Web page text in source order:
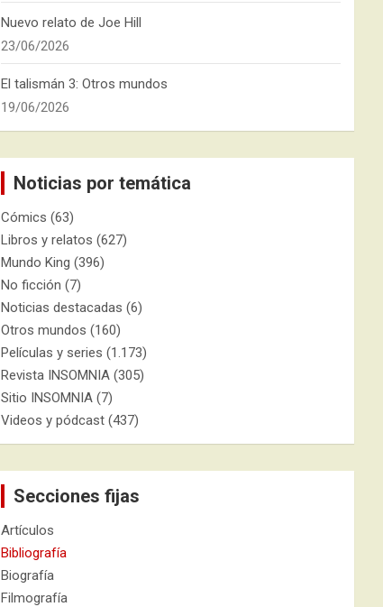
Nuevo relato de Joe Hill
23/06/2026
El talismán 3: Otros mundos
19/06/2026
Noticias por temática
Cómics (63)
Libros y relatos (627)
Mundo King (396)
No ficción (7)
Noticias destacadas (6)
Otros mundos (160)
Películas y series (1.173)
Revista INSOMNIA (305)
Sitio INSOMNIA (7)
Videos y pódcast (437)
Secciones fijas
Artículos
Bibliografía
Biografía
Filmografía